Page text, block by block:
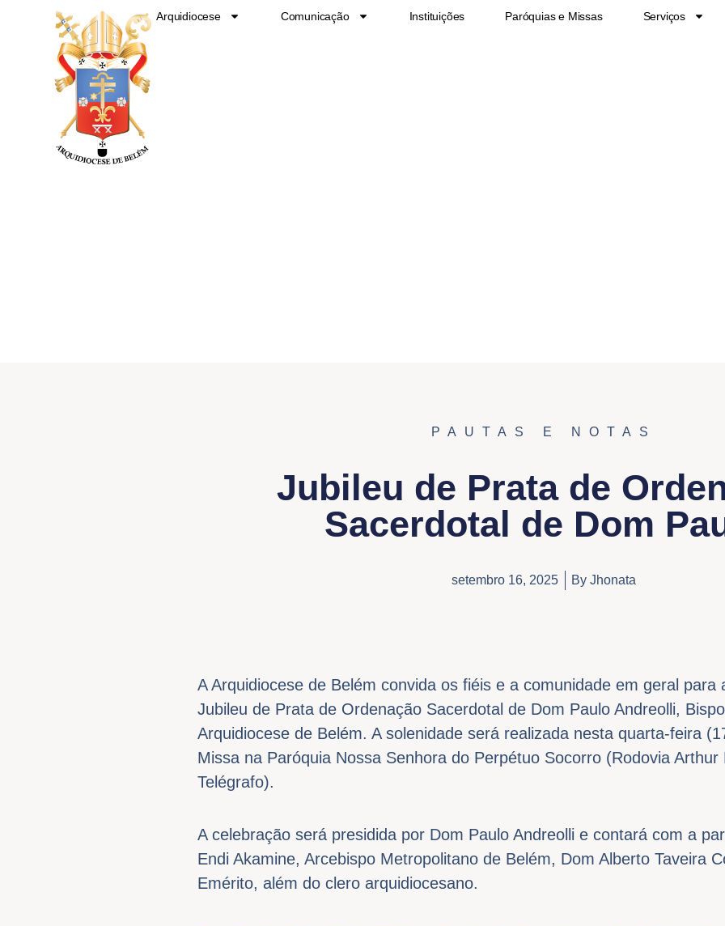
Arquidiocese Comunicação Instituições Paróquias e Missas Serviços
PAUTAS E NOTAS
Jubileu de Prata de
Sacerdotal de Dom
setembro 16, 2025 By Jhonata
A Arquidiocese de Belém convida os fiéis e a comunidade em geral para
Jubileu de Prata de Ordenação Sacerdotal de Dom Paulo Andreolli,
Arquidiocese de Belém. A solenidade será realizada nesta quarta-feira
Missa na Paróquia Nossa Senhora do Perpétuo Socorro (Rodovia
Telégrafo).
A celebração será presidida por Dom Paulo Andreolli e contará com a
Endi Akamine, Arcebispo Metropolitano de Belém, Dom Alberto Taveira
Emérito, além do clero arquidiocesano.